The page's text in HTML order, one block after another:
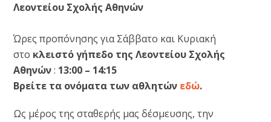
Λεοντείου Σχολής Αθηνών
Ώρες προπόνησης για Σάββατο και Κυριακή
στο κλειστό γήπεδο της Λεοντείου Σχολής
Αθηνών: 13:00 – 14:15
Βρείτε τα ονόματα των αθλητών εδώ.
Ως μέρος της σταθερής μας δέσμευσης, την